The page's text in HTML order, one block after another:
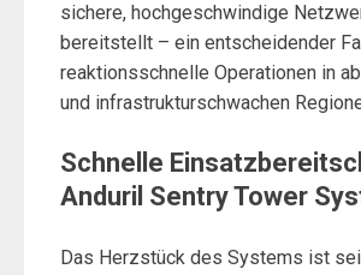
sichere, hochgeschwindige
bereitstellt – ein entscheidender
reaktionsschnelle Operationen in
und infrastrukturschwachen
Schnelle
Anduril Sentry Tower
Das Herzstück des Systems ist